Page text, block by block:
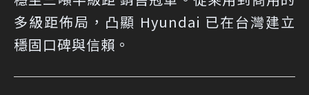
多級距佈局，凸顯 Hyundai 已在台灣建立
穩固口碑與信賴。